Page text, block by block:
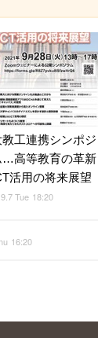
工連携シンポジ
…高等教育の革新
活用の将来展望
Tue 18:20
16:20